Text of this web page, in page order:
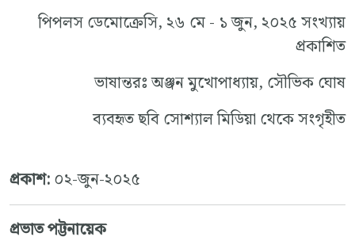
পিপলস ডেমোক্রেসি, ২৬ মে - ১ জুন, ২০২৫ সংখ্যায়
প্রকাশিত
ভাষান্তরঃ অঞ্জন মুখোপাধ্যায়, সৌভিক ঘোষ
ব্যবহৃত ছবি সোশ্যাল মিডিয়া থেকে সংগৃহীত
প্রকাশ:০২-জুন-২০২৫
প্রভাত পট্টনায়েক